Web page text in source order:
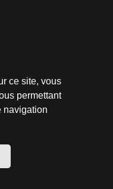
ce site, vous
permettant
navigation
© phpBB Limited